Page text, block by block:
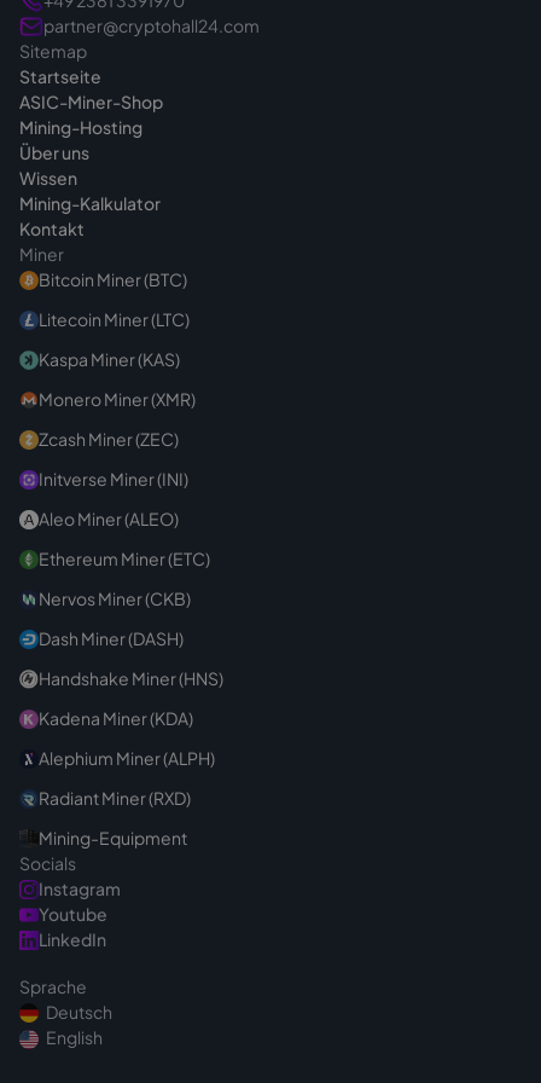
treffen. Bei Fragen vor dem Kauf sind wir
partner@cryptohall24.com
Sitemap
Startseite
ASIC-Miner-Shop
Mining-Hosting
Über uns
Wissen
Mining-Kalkulator
Kontakt
Miner
Bitcoin Miner (BTC)
Litecoin Miner (LTC)
Kaspa Miner (KAS)
Monero Miner (XMR)
Zcash Miner (ZEC)
Initverse Miner (INI)
Aleo Miner (ALEO)
Ethereum Miner (ETC)
Nervos Miner (CKB)
Dash Miner (DASH)
Handshake Miner (HNS)
Kadena Miner (KDA)
Alephium Miner (ALPH)
Radiant Miner (RXD)
Mining-Equipment
Socials
Instagram
Youtube
LinkedIn
Sprache
Deutsch
English